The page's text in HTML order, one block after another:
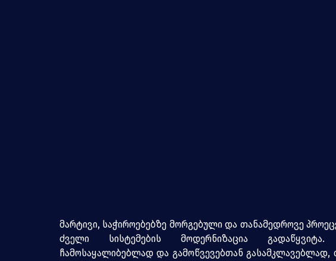
მარტივი, საჭიროებებზე მორგებული და თანამედროვე
ძველი სისტემების მოდერნიზაცია გადაწყვიტა.
ჩამოსაყალიბებლად და გამოწვევებთან გასამკლავებლად,